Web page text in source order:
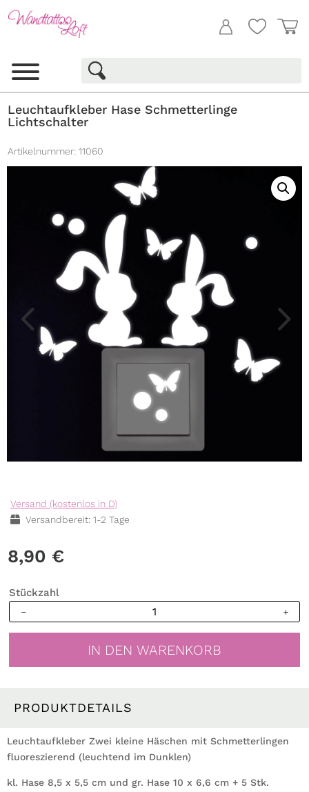
Leuchtaufkleber Hase Schmetterlinge
Lichtschalter
Artikelnummer: 11060
Versand (kostenlos in D)
Versandbereit: 1-2 Tage
8,90 €
Stückzahl
Hase
IN DEN WARENKORB
PRODUKTDETAILS
Leuchtaufkleber Zwei kleine Häschen mit Schmetterlingen
fluoreszierend (leuchtend im Dunklen)
kl. Hase 8,5 x 5,5 cm und gr. Hase 10 x 6,6 cm + 5 Stk.